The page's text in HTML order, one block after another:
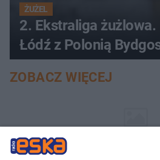
ŻUŻEL
2. Ekstraliga żużlowa.
Łódź z Polonią
ZOBACZ WIĘCEJ